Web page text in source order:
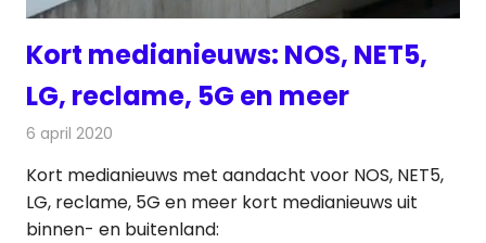
Kort medianieuws: NOS, NET5,
LG, reclame, 5G en meer
6 april 2020
Kort medianieuws met aandacht voor NOS, NET5,
LG, reclame, 5G en meer kort medianieuws uit
binnen- en buitenland: